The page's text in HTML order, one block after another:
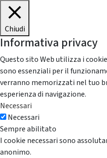
Chiudi
Informativa privacy
Questo sito Web utilizza i
sono essenziali per il
verranno memorizzati nel tuo
esperienza di navigazione.
Necessari
Necessari
Sempre abilitato
I cookie necessari sono
anonimo.